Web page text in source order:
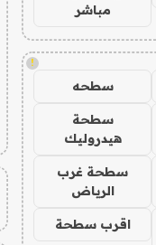
مباشر
!
سطحه
سطحة
هيدروليك
سطحة غرب
الرياض
اقرب سطحة